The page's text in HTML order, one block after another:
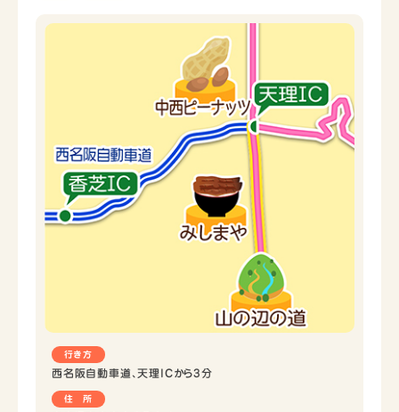
行き方
西名阪自動車道、天理ICから3分
住 所